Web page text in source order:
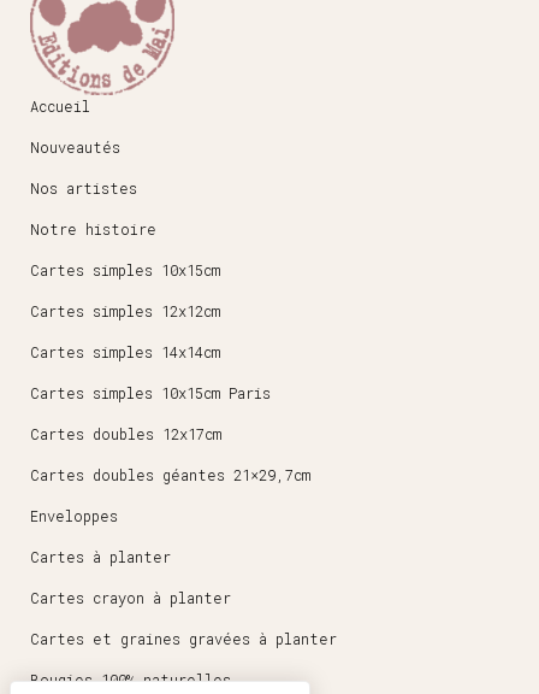
Accueil
Nouveautés
Nos artistes
Notre histoire
Cartes simples 10x15cm
Cartes simples 12x12cm
Cartes simples 14x14cm
Cartes simples 10x15cm Paris
Cartes doubles 12x17cm
Cartes doubles géantes 21×29,7cm
Enveloppes
Cartes à planter
Cartes crayon à planter
Cartes et graines gravées à planter
Bougies 100% naturelles